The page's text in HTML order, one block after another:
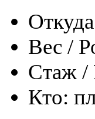
Вес /
Стаж /
Кто: